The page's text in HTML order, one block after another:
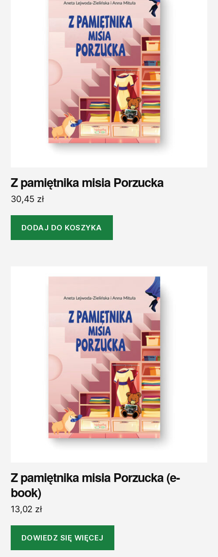
Z pamiętnika misia Porzucka
30,45 zł
DODAJ DO KOSZYKA
Z pamiętnika misia Porzucka (e-
book)
13,02 zł
DOWIEDZ SIĘ WIĘCEJ